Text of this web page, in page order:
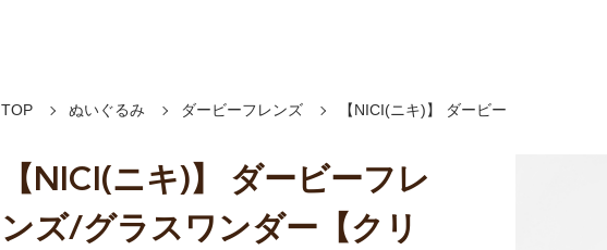
TOP ぬいぐるみ ダービーフレンズ 【NICI(ニキ)】 ダービー
【NICI(ニキ)】 ダービーフレ
ンズ/グラスワンダー【クリ